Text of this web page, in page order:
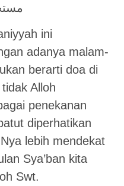
ini
adanya malam-
berarti doa di
Alloh
penekanan
diperhatikan
lebih mendekat
Sya’ban kita
Swt.